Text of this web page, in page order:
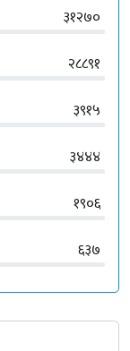
३१२७०
२८८९१
३९१५
३४४४
१९०६
६३७